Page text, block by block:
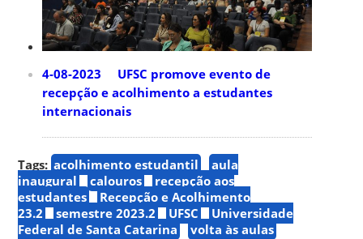
4-08-2023 UFSC promove evento de
recepção e acolhimento a estudantes
internacionais
Tags: acolhimento estudantil
aula
inaugural
calouros
recepção aos
estudantes
Recepção e Acolhimento
23.2
semestre 2023.2 UFSC
Universidade
Federal de Santa Catarina
volta às aulas